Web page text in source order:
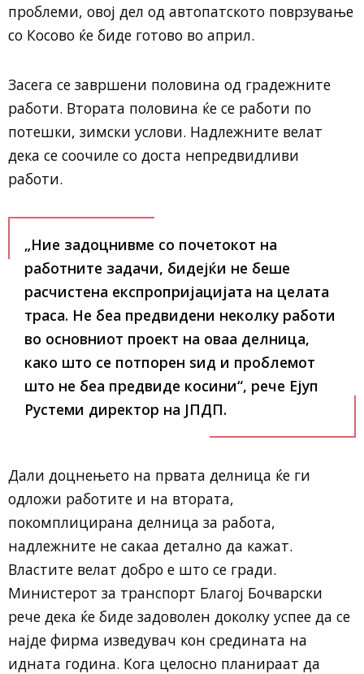
проблеми, овој дел од автопатското поврзување
со Косово ќе биде готово во април.
Засега се завршени половина од градежните
работи. Втората половина ќе се работи по
потешки, зимски услови. Надлежните велат
дека се соочиле со доста непредвидливи
работи.
„Ние задоцнивме со почетокот на
работните задачи, бидејќи не беше
расчистена експропријацијата на целата
траса. Не беа предвидени неколку работи
во основниот проект на оваа делница,
како што се потпорен ѕид и проблемот
што не беа предвиде косини“, рече Ејуп
Рустеми директор на ЈПДП.
Дали доцнењето на првата делница ќе ги
одложи работите и на втората,
покомплицирана делница за работа,
надлежните не сакаа детално да кажат.
Властите велат добро е што се гради.
Министерот за транспорт Благој Бочварски
рече дека ќе биде задоволен доколку успее да се
најде фирма изведувач кон средината на
идната година. Кога целосно планираат да